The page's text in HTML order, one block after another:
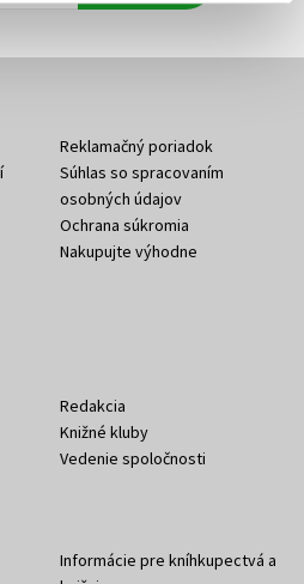
Reklamačný poriadok
Súhlas so spracovaním
osobných údajov
Ochrana súkromia
Nakupujte výhodne
Redakcia
Knižné kluby
Vedenie spoločnosti
Informácie pre kníhkupectvá a